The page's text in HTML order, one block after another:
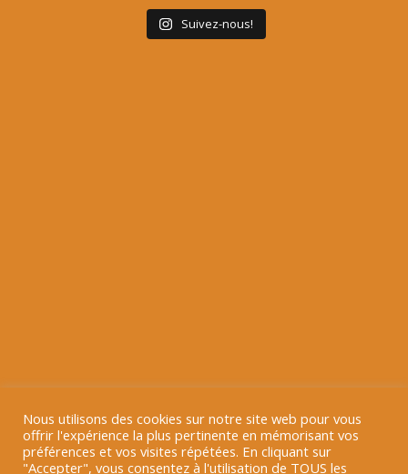
Suivez-nous!
Nous utilisons des cookies sur notre site web pour vous
offrir l'expérience la plus pertinente en mémorisant vos
préférences et vos visites répétées. En cliquant sur
"Accepter", vous consentez à l'utilisation de TOUS les